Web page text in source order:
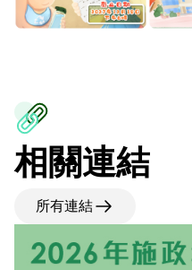
相關連結
所有連結